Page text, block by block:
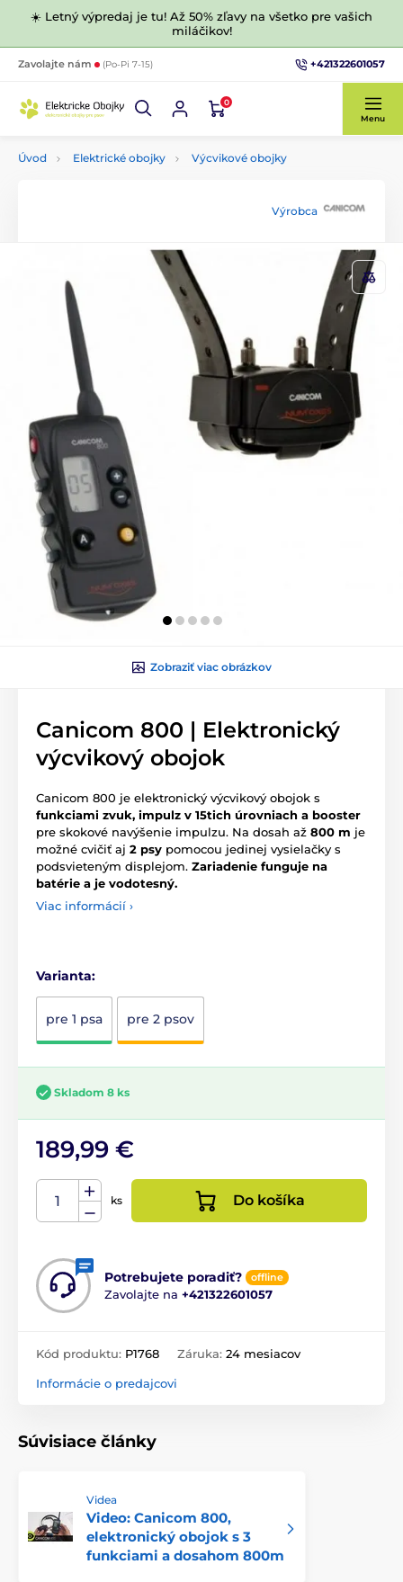
☀️ Letný výpredaj je tu! Až 50% zľavy na všetko pre vašich
miláčikov!
Zavolajte nám (Po-Pi 7-15) +421322601057
0
Menu
Úvod Elektrické obojky Výcvikové obojky
Výrobca
Zobraziť viac obrázkov
Canicom 800 | Elektronický
výcvikový obojok
Canicom 800 je elektronický výcvikový obojok s
funkciami zvuk, impulz v 15tich úrovniach a booster
pre skokové navýšenie impulzu. Na dosah až 800 m je
možné cvičiť aj 2 psy pomocou jedinej vysielačky s
podsvieteným displejom. Zariadenie funguje na
batérie a je vodotesný.
Viac informácií ›
Varianta:
pre 1 psa pre 2 psov
Skladom 8 ks
189,99 €
ks Do košíka
Potrebujete poradiť? offline
Zavolajte na +421322601057
Kód produktu: P1768 Záruka: 24 mesiacov
Informácie o predajcovi
Súvisiace články
Videa
Video: Canicom 800,
elektronický obojok s 3
funkciami a dosahom 800m